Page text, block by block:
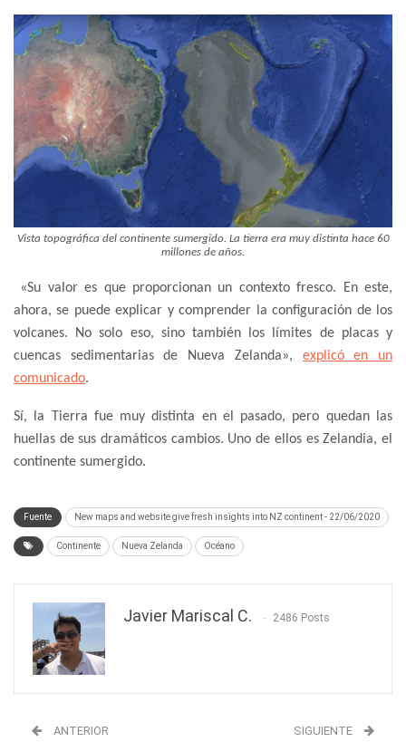
Vista topográfica del continente sumergido. La tierra era muy distinta hace 60
millones de años.
«Su valor es que proporcionan un contexto fresco. En este,
ahora, se puede explicar y comprender la configuración de los
volcanes. No solo eso, sino también los límites de placas y
cuencas sedimentarias de Nueva Zelanda», explicó en un
comunicado.
Sí, la Tierra fue muy distinta en el pasado, pero quedan las
huellas de sus dramáticos cambios. Uno de ellos es Zelandia, el
continente sumergido.
Fuente New maps and website give fresh insights into NZ continent - 22/06/2020
Continente Nueva Zelanda Océano
Javier Mariscal C. 2486 Posts
ANTERIOR SIGUIENTE